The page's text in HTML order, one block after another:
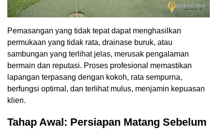
Pemasangan yang tidak tepat dapat menghasilkan
permukaan yang tidak rata, drainase buruk, atau
sambungan yang terlihat jelas, merusak pengalaman
bermain dan reputasi. Proses profesional memastikan
lapangan terpasang dengan kokoh, rata sempurna,
berfungsi optimal, dan terlihat mulus, menjamin kepuasan
klien.
Tahap Awal: Persiapan Matang Sebelum